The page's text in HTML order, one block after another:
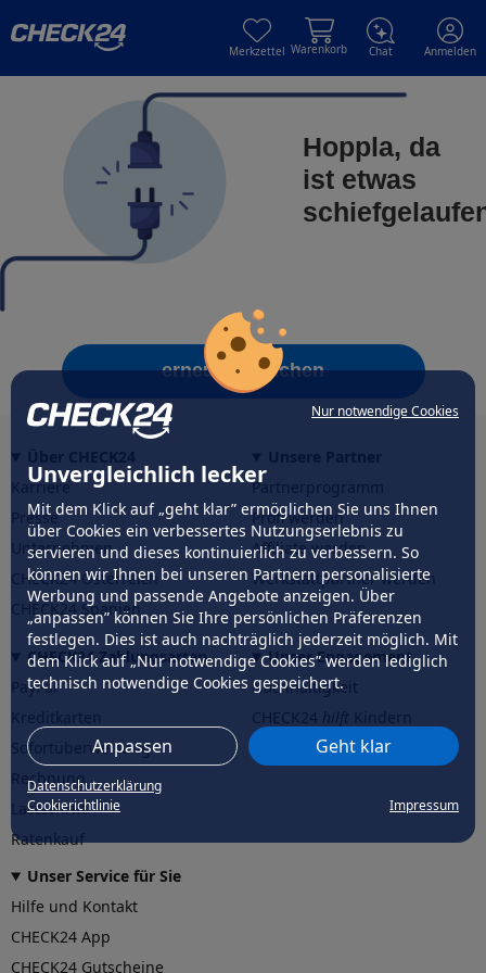
Nur notwendige Cookies
Unvergleichlich lecker
Mit dem Klick auf „geht klar” ermöglichen Sie uns Ihnen
über Cookies ein verbessertes Nutzungserlebnis zu
servieren und dieses kontinuierlich zu verbessern. So
können wir Ihnen bei unseren Partnern personalisierte
Werbung und passende Angebote anzeigen. Über
„anpassen” können Sie Ihre persönlichen Präferenzen
festlegen. Dies ist auch nachträglich jederzeit möglich. Mit
dem Klick auf „Nur notwendige Cookies” werden lediglich
technisch notwendige Cookies gespeichert.
Anpassen Geht klar
Datenschutzerklärung
Cookierichtlinie
Impressum
Merkzettel Warenkorb Chat Anmelden
Hoppla, da
ist etwas
erneut versuchen
Karriere
Presse
Unternehmen
CHECK24 Österreich
CHECK24 Spanien
Partnerprogramm
Profi werden
Affiliate werden
Werkstattpartner werden
CHECK24 Zahlungsarten
PayPal
Sofortüberweisung
Rechnung
Lastschrift
Ratenkauf
Unser Engagement
Nachhaltigkeit
CHECK24hilftder Natur
Unser Service für Sie
Hilfe und Kontakt
CHECK24 App
CHECK24 Gutscheine